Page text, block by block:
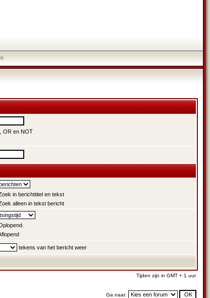
OR en NOT
in berichttitel en tekst
alleen in tekst bericht
tekens van het bericht weer
Tijden zijn in GMT + 1 uur
Ga naar: